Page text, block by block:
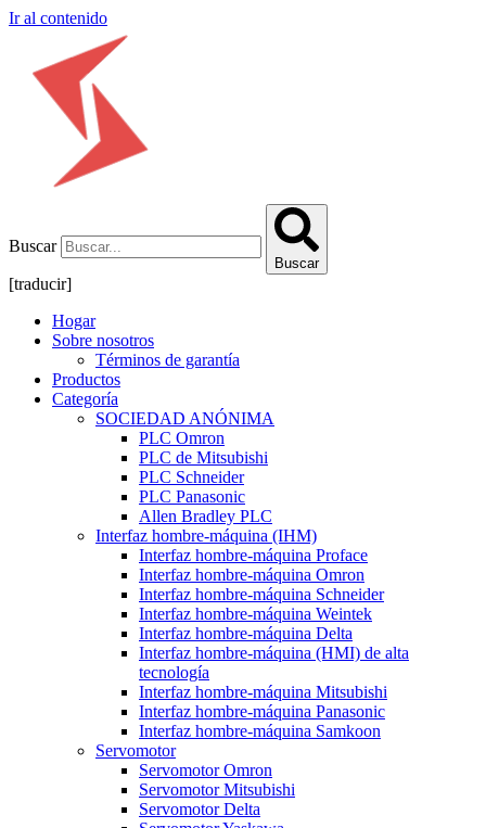
Ir al contenido
Buscar
Buscar
[traducir]
Hogar
Sobre nosotros
Términos de garantía
Productos
Categoría
SOCIEDAD ANÓNIMA
PLC Omron
PLC de Mitsubishi
PLC Schneider
PLC Panasonic
Allen Bradley PLC
Interfaz hombre-máquina (IHM)
Interfaz hombre-máquina Proface
Interfaz hombre-máquina Omron
Interfaz hombre-máquina Schneider
Interfaz hombre-máquina Weintek
Interfaz hombre-máquina Delta
Interfaz hombre-máquina (HMI) de alta
tecnología
Interfaz hombre-máquina Mitsubishi
Interfaz hombre-máquina Panasonic
Interfaz hombre-máquina Samkoon
Servomotor
Servomotor Omron
Servomotor Mitsubishi
Servomotor Delta